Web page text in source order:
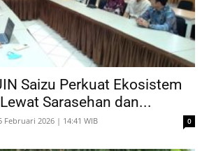
Saizu Perkuat Ekosistem
Sarasehan dan...
Februari 2026 | 14:41 WIB 0